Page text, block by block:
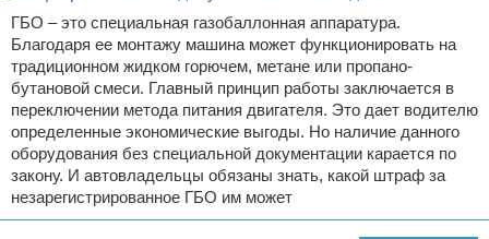
ГБО – это специальная газобаллонная аппаратура.
Благодаря ее монтажу машина может функционировать на
традиционном жидком горючем, метане или пропано-
бутановой смеси. Главный принцип работы заключается в
переключении метода питания двигателя. Это дает водителю
определенные экономические выгоды. Но наличие данного
оборудования без специальной документации карается по
закону. И автовладельцы обязаны знать, какой штраф за
незарегистрированное ГБО им может